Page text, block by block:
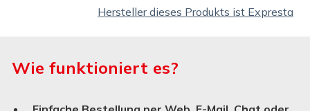
Hersteller dieses Produkts ist Expresta
Wie funktioniert es?